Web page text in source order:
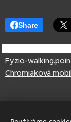
Share
Fyzio-
Chromiaková